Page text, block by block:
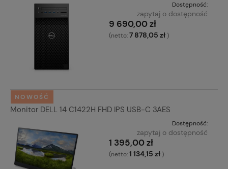
Dostępność:
zapytaj o dostępność
9 690,00 zł
(netto:7 878,05 zł)
Monitor DELL 14 C1422H FHD IPS USB-C 3AES
Dostępność:
zapytaj o dostępność
1 395,00 zł
(netto:1 134,15 zł)
NOWOŚĆ